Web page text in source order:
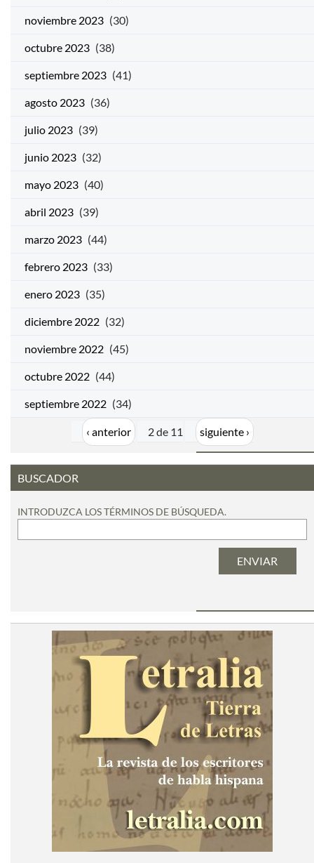
noviembre 2023 (30)
octubre 2023 (38)
septiembre 2023 (41)
agosto 2023 (36)
julio 2023 (39)
junio 2023 (32)
mayo 2023 (40)
abril 2023 (39)
marzo 2023 (44)
febrero 2023 (33)
enero 2023 (35)
diciembre 2022 (32)
noviembre 2022 (45)
octubre 2022 (44)
septiembre 2022 (34)
‹ anterior 2 de 11 siguiente ›
BUSCADOR
INTRODUZCA LOS TÉRMINOS DE BÚSQUEDA.